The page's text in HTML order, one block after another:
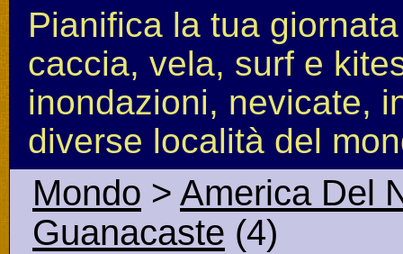
Pianifica la tua
caccia, vela, surf e
inondazioni, nevicate,
diverse località del
Mondo > America Del
Guanacaste (4)